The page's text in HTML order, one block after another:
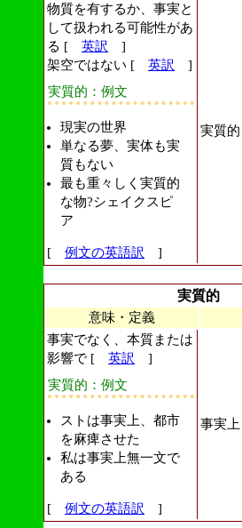
物質を有するか、事実と
して扱われる可能性があ
る [
英訳
]
架空ではない [
英訳
]
実質的：例文
現実の世界
単なる夢、実体も実
質もない
最も重々しく実質的
な物?シェイクスピ
ア
[ 例文の英語訳 ]
実質的
実質的
意味・定義
事実でなく、本質または
影響で [
英訳
]
実質的：例文
ストは事実上、都市
を麻痺させた
私は事実上無一文で
ある
[ 例文の英語訳 ]
事実